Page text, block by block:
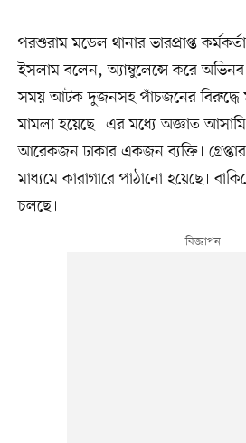
পরশুরাম মডেল থানার ভারপ্রাপ্ত
ইসলাম বলেন, অ্যাম্বুলেন্সে করে
সময় আটক দুজনসহ পাঁচজনের বিরুদ্ধে
মামলা হয়েছে। এর মধ্যে অজ্ঞাত
আরেকজন ঢাকার একজন ব্যক্তি।
মাধ্যমে কারাগারে পাঠানো হয়েছে।
চলছে।